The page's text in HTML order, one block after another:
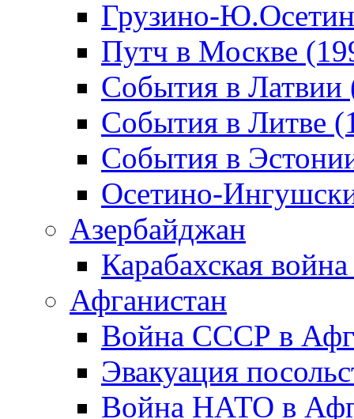
Грузино-
Путч в Москве
События в Латвии
События в Литве
События в
Осетино-
Азербайджан
Карабахская
Афганистан
Война СССР в
Эвакуация
Война НАТО в